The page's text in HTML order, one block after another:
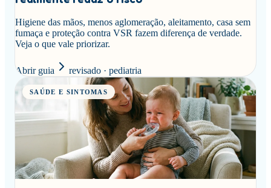
Higiene das mãos, menos aglomeração, aleitamento, casa sem
fumaça e proteção contra VSR fazem diferença de verdade.
Veja o que vale priorizar.
Abrir guia revisado · pediatria
SAÚDE E SINTOMAS